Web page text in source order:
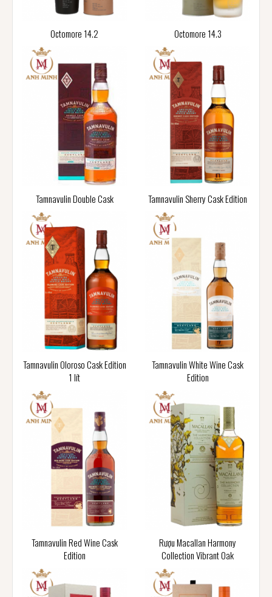
Octomore 14.2 Octomore 14.3
Tamnavulin Double Cask Tamnavulin Sherry Cask Edition
Tamnavulin Oloroso Cask Edition
1 lít
Tamnavulin White Wine Cask
Edition
Tamnavulin Red Wine Cask
Edition
Rượu Macallan Harmony
Collection Vibrant Oak